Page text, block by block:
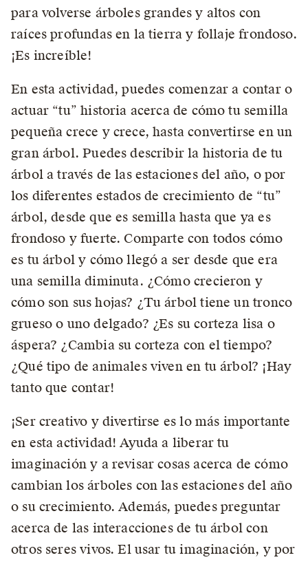
para volverse árboles grandes y altos con
raíces profundas en la tierra y follaje frondoso.
¡Es increíble!
En esta actividad, puedes comenzar a contar o
actuar “tu” historia acerca de cómo tu semilla
pequeña crece y crece, hasta convertirse en un
gran árbol. Puedes describir la historia de tu
árbol a través de las estaciones del año, o por
los diferentes estados de crecimiento de “tu”
árbol, desde que es semilla hasta que ya es
frondoso y fuerte. Comparte con todos cómo
es tu árbol y cómo llegó a ser desde que era
una semilla diminuta. ¿Cómo crecieron y
cómo son sus hojas? ¿Tu árbol tiene un tronco
grueso o uno delgado? ¿Es su corteza lisa o
áspera? ¿Cambia su corteza con el tiempo?
¿Qué tipo de animales viven en tu árbol? ¡Hay
tanto que contar!
¡Ser creativo y divertirse es lo más importante
en esta actividad! Ayuda a liberar tu
imaginación y a revisar cosas acerca de cómo
cambian los árboles con las estaciones del año
o su crecimiento. Además, puedes preguntar
acerca de las interacciones de tu árbol con
otros seres vivos. El usar tu imaginación, y por